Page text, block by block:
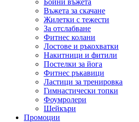
Въжета за скачане
Жилетки с тежести
За отслабване
Фитнес колани
Лостове и ръкохватки
Накитници и фитили
Постелки за йога
Фитнес ръкавици
Ластици за тренировка
Гимнастически топки
Фоумролери
Шейкъри
Промоции